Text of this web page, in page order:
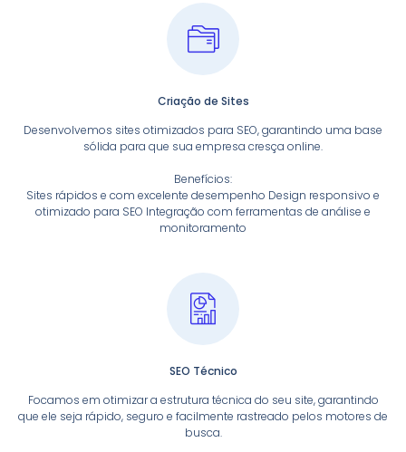
Criação de Sites
Desenvolvemos sites otimizados para SEO, garantindo uma base
sólida para que sua empresa cresça online.
Benefícios:
Sites rápidos e com excelente desempenho Design responsivo e
otimizado para SEO Integração com ferramentas de análise e
monitoramento
SEO Técnico
Focamos em otimizar a estrutura técnica do seu site, garantindo
que ele seja rápido, seguro e facilmente rastreado pelos motores de
busca.